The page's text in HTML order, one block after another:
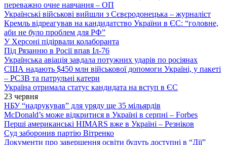
переважно очне навчання – ОП
Українські військові вийшли з Сєвєродонецька – журналіст
Кремль відреагував на кандидатство України в ЄС: “головне,
аби не було проблем для РФ”
У Херсоні підірвали колаборанта
Під Рязанню в Росії впав Іл-76
Українська авіація завдала потужних ударів по росіянах
США надають $450 млн військової допомоги Україні, у пакеті
– РСЗВ та патрульні катери
Україна отримала статус кандидата на вступ в ЄС
23 червня
НБУ “надрукував” для уряду ще 35 мільярдів
McDonald’s може відкритися в Україні в серпні – Forbes
Перші американські HIMARS вже в Україні – Резніков
Суд заборонив партію Вітренко
Документи про завершення освіти будуть доступні в “Дії”